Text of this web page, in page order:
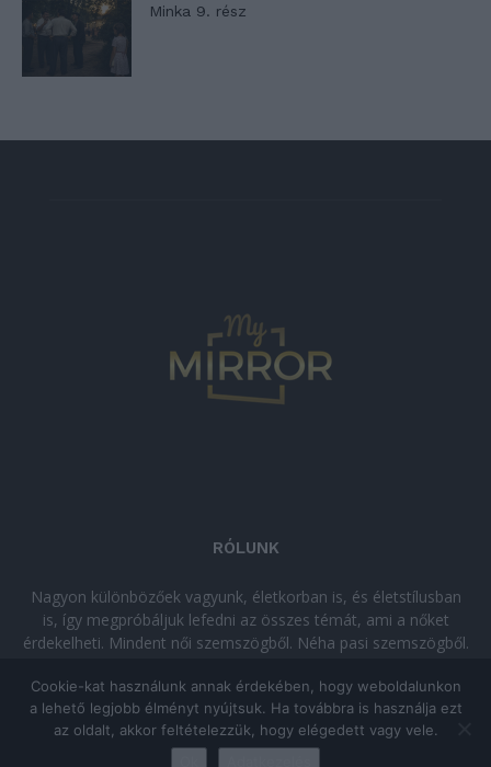
Minka 9. rész
RÓLUNK
Nagyon különbözőek vagyunk, életkorban is, és életstílusban
is, így megpróbáljuk lefedni az összes témát, ami a nőket
érdekelheti. Mindent női szemszögből. Néha pasi szemszögből.
kikapcsolódásra vágysz!
© Copyright 2026 - mymirror.huADATKEZELÉSI TÁJÉKOZTATÓ
Cookie-kat használunk annak érdekében, hogy weboldalunkon
a lehető legjobb élményt nyújtsuk. Ha továbbra is használja ezt
az oldalt, akkor feltételezzük, hogy elégedett vagy vele.